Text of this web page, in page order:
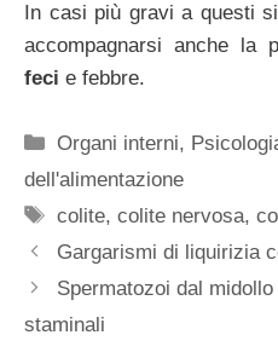
In casi più gravi a questi
accompagnarsi anche la
feci e febbre.
Categorie
Organi interni,
dell'alimentazione
Tag
colite,colite nervosa,
Gargarismi di liquirizia
Spermatozoi dal
staminali